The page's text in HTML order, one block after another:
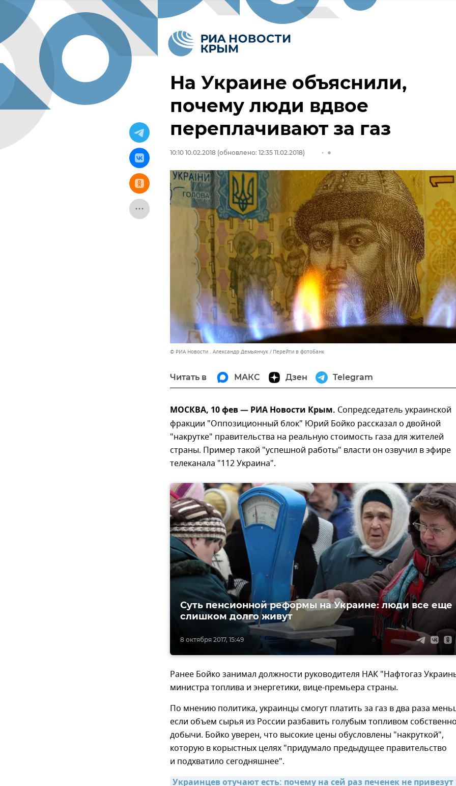
На Украине объяснили,
почему люди вдвое
переплачивают за газ
10:10 10.02.2018 (обновлено: 12:35 11.02.2018)
© РИА Новости . Александр Демьянчук Перейти в фотобанк
Читать в МАКС Дзен Telegram
МОСКВА, 10 фев — РИА Новости Крым. Сопредседатель украинской
фракции "Оппозиционный блок" Юрий Бойко рассказал о двойной
"накрутке" правительства на реальную стоимость газа для жителей
страны. Пример такой "успешной работы" власти он озвучил в эфире
телеканала "112 Украина".
8 октября 2017, 15:49
Суть пенсионной реформы на Украине: люди все еще
слишком долго живут
Ранее Бойко занимал должности руководителя НАК "Нафтогаз
министра топлива и энергетики, вице-премьера страны.
По мнению политика, украинцы смогут платить за газ в два раза
если объем сырья из России разбавить голубым топливом
добычи. Бойко уверен, что высокие цены обусловлены "накруткой",
которую в корыстных целях "придумало предыдущее правительство
и подхватило сегодняшнее".
Украинцев отучают есть: почему на сей раз печенек не привезут